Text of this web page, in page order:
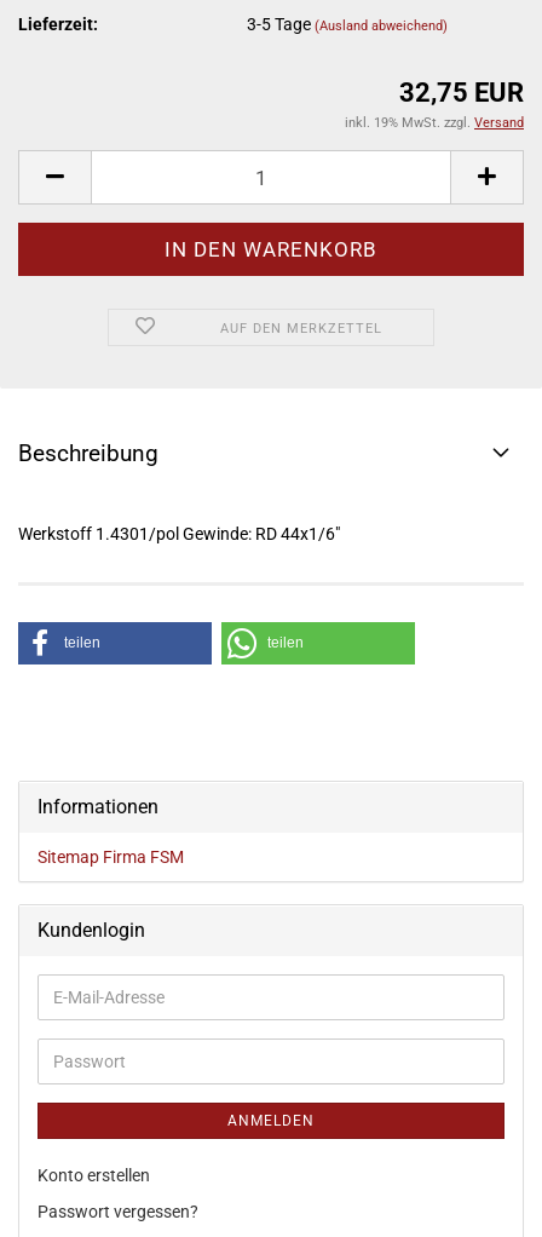
Lieferzeit:
3-5 Tage(Ausland abweichend)
32,75 EUR
inkl. 19% MwSt. zzgl. Versand
AUF DEN MERKZETTEL
Beschreibung
Werkstoff 1.4301/pol Gewinde: RD 44x1/6"
teilen teilen
Informationen
Sitemap Firma FSM
Kundenlogin
ANMELDEN
Konto erstellen
Passwort vergessen?